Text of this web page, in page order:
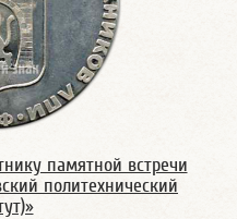
памятной встречи
политехнический